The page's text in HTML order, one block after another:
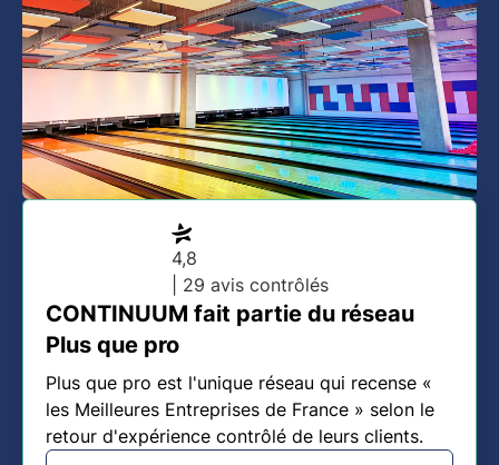
4,8
| 29 avis contrôlés
CONTINUUM fait partie du réseau
Plus que pro
Plus que pro est l'unique réseau qui recense «
les Meilleures Entreprises de France » selon le
retour d'expérience contrôlé de leurs clients.